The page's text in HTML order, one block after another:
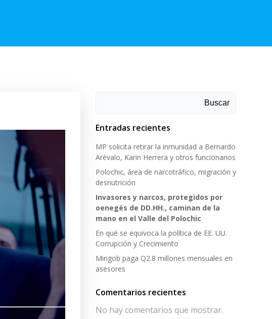
Buscar
Entradas recientes
MP solicita retirar la inmunidad a Bernardo
Arévalo, Karin Herrera y otros funcionarios
Polochic, área de narcotráfico, migración y
desnutrición
Invasores y narcos, protegidos por
oenegés de DD.HH., caminan de la
mano en el Valle del Polochic
En qué se equivoca la política de EE. UU.
Corrupción y Crecimiento
Mingob paga Q2.8 millones mensuales en
asesores
Comentarios recientes
No hay comentarios que mostrar.